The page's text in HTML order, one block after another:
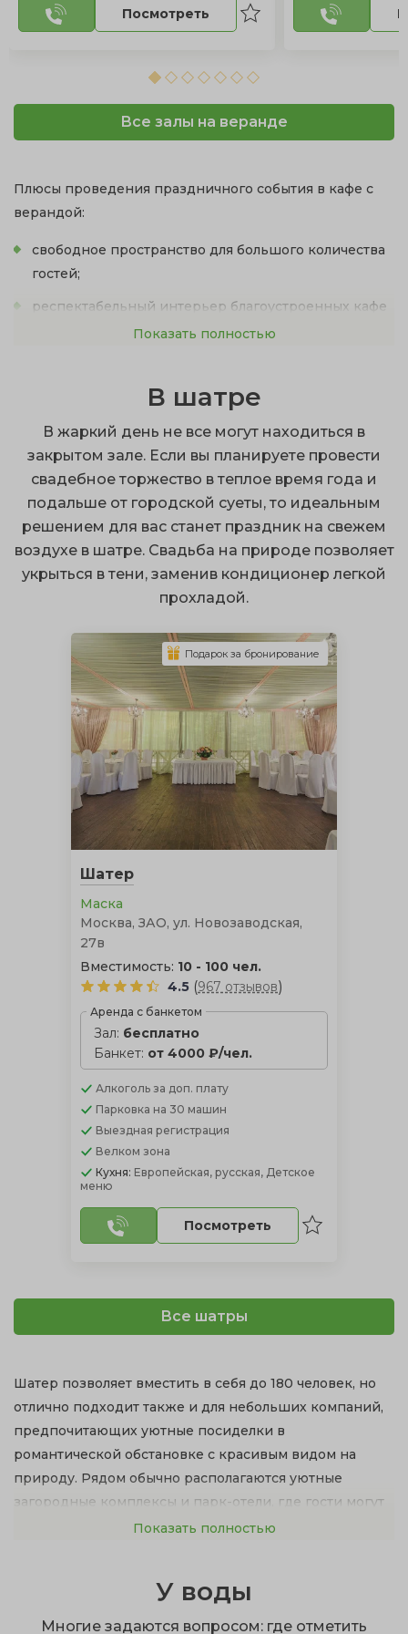
Посмотреть
Все залы на веранде
Плюсы проведения праздничного события в кафе с
верандой:
свободное пространство для большого количества
гостей;
респектабельный интерьер благоустроенных кафе
с выходом на веранду;
благодаря выездной регистрации;
терраса – это надежное укрытие от непогоды;
сочные запоминающиеся снимки.
Вы можете провести свадьбу на природе, выбрав
открытый, закрытый тип постройки, а также
встроенную или пристроенную веранду.
формы на ваш выбор. Уютные веранды для свадьбы
обустроены сценой, столами, диванами, и могут
защитить присутствующих от холода зимой и жары
Укрыться от грозы и ливня можно на застекленной
террасе, но там может быть слишком душно в жаркий
день. Открытая веранда отлично подойдет для
проведения торжества летом в тенистой прохладе
зелени, однако она не сможет уберечь гостей от ветра
и дождя, в отличие от церемонии в шатре.
Показать полностью
В шатре
В жаркий день не все могут находиться в
закрытом зале. Если вы планируете провести
свадебное торжество в теплое время года и
подальше от городской суеты, то идеальным
решением для вас станет праздник на свежем
воздухе в шатре. Свадьба на природе позволяет
укрыться в тени, заменив кондиционер легкой
прохладой.
Шатер
Маска
Москва, ЗАО, ул. Новозаводская,
27в
Вместимость: 10 - 100 чел.
4.5 (967 отзывов)
Аренда с банкетом
Зал: бесплатно
Банкет: от 4000 ₽/чел.
Алкоголь за доп. плату
Парковка на 30 машин
Выездная регистрация
Велком зона
Кухня: Европейская, русская, Детское
меню
Посмотреть
Подарок за бронирование
Все шатры
Шатер позволяет вместить в себя до 180 человек, но
отлично подходит также и для небольших компаний,
предпочитающих уютные посиделки в
романтической обстановке с красивым видом на
природу. Рядом обычно располагаются уютные
загородные комплексы и парк-отели, где гости могут
Отпадает поиск аренды целого зала и ведущего.
Показать полностью
У воды
Многие задаются вопросом: где отметить